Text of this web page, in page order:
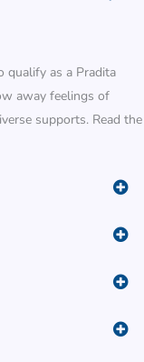
qualify as a Pradita
away feelings of
supports. Read the